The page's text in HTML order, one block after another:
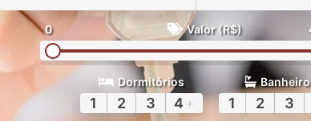
0 Valor (R$)
Dormitórios
1 2 3 4 + 1 2 3